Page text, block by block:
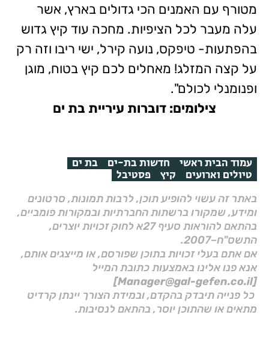
מטורף עם האמנים הכי גדולים בארץ, אשר
עלה מעבר לכל הציפיות. מחכה עוד קיץ גדוש
בהפתעות- טיפקס, נועה קירל, ישי ריבו וזה רק
על קצה המזלג! מאחלים לכם קיץ בטוח, מוגן
ופנומנלי לכולם".
צילומים: דוברות עיריית בת ים
עמוד הבית ראשי חדשות בת-ים בת ים
טיולים וארועים קיץ פסטיבל
באתר זה עשוי להופיע תוכן, לרבות תמונות, סרטונים
ומידע, שמקורו ברשתות החברתיות ובמקורות פומביים,
בהתאם להוראות סעיף 27א לחוק זכויות יוצרים,
התשס"ח–2007.
אם אתם בעלי זכויות בתוכן שפורסם, או מייצגים אותם,
אנא פנו אלינו באמצעות כתובת המייל
[Manager@gal-gefen.co.il]
כל פנייה תיבדק בהקדם, ובמידת הצורך יינתן קרדיט
מתאים או שהתוכן יוסר, בהתאם לנסיבות.